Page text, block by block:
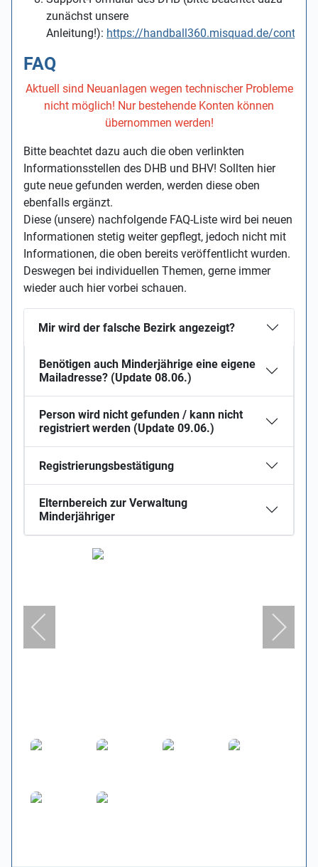
zunächst unsere
Anleitung!): https://handball360.misquad.de/
FAQ
Aktuell sind Neuanlagen wegen technischer Probleme
nicht möglich! Nur bestehende Konten können
übernommen werden!
Bitte beachtet dazu auch die oben verlinkten
Informationsstellen des DHB und BHV! Sollten hier
gute neue gefunden werden, werden diese oben
ebenfalls ergänzt.
Diese (unsere) nachfolgende FAQ-Liste wird bei neuen
Informationen stetig weiter gepflegt, jedoch nicht mit
Informationen, die oben bereits veröffentlicht wurden.
Deswegen bei individuellen Themen, gerne immer
wieder auch hier vorbei schauen.
Mir wird der falsche Bezirk angezeigt?
Benötigen auch Minderjährige eine eigene
Mailadresse? (Update 08.06.)
Person wird nicht gefunden / kann nicht
registriert werden (Update 09.06.)
Registrierungsbestätigung
Elternbereich zur Verwaltung
Minderjähriger